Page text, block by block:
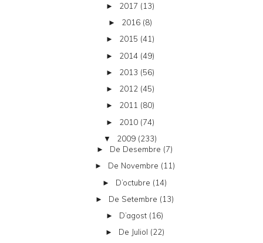
► 2017 (13)
► 2016 (8)
► 2015 (41)
► 2014 (49)
► 2013 (56)
► 2012 (45)
► 2011 (80)
► 2010 (74)
▼ 2009 (233)
► De Desembre (7)
► De Novembre (11)
► D’octubre (14)
► De Setembre (13)
► D’agost (16)
► De Juliol (22)